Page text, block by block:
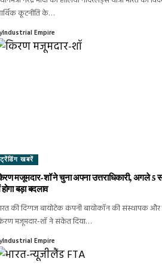
कूटनीति के…
Industrial Empire
ट्रेंडिंग खबरें
मजूमदार-शॉ ने चुना अपना उत्तराधिकारी, अगले 5
बड़ा बदलाव
की दिग्गज बायोटेक कंपनी बायोकॉन की संस्थापक और
मजूमदार-शॉ ने संकेत दिया…
Industrial Empire